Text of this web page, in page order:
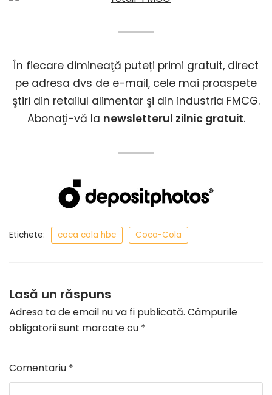
În fiecare dimineaţă puteți primi gratuit, direct
pe adresa dvs de e-mail, cele mai proaspete
ştiri din retailul alimentar şi din industria FMCG.
Abonaţi-vă la newsletterul zilnic gratuit.
Etichete: coca cola hbc Coca-Cola
Lasă un răspuns
Adresa ta de email nu va fi publicată. Câmpurile
obligatorii sunt marcate cu *
Comentariu *